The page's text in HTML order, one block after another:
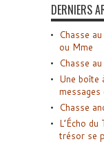
DERNIERS
Chasse
ou Mme
Chasse
Une boîte
messages
Chasse
L’Écho
trésor se